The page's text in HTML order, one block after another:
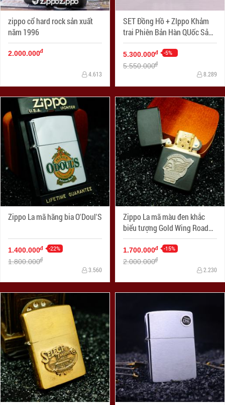
zippo cổ hard rock sản xuất
năm 1996
2.000.000đ
4.613
SET Đồng Hồ + ZIppo Khảm
trai Phiên Bản Hàn QUốc Sản
Xuất Năm 2006
5.300.000đ -5%
5.550.000đ
8.289
Zippo La mã hãng bia O'Doul'S
1.400.000đ -22%
1.800.000đ
3.560
Zippo La mã màu đen khắc
biểu tượng Gold Wing Road
Riders
1.700.000đ -15%
2.000.000đ
2.230